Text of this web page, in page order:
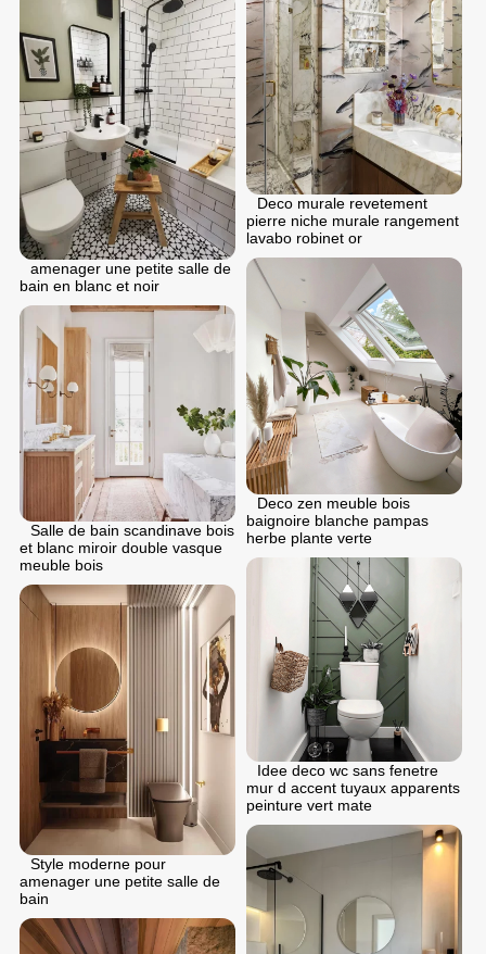
Deco murale revetement
pierre niche murale rangement
lavabo robinet or
аmenager une petite salle de
bain en blanc et noir
Deco zen meuble bois
baignoire blanche pampas
herbe plante verte
Salle de bain scandinave bois
et blanc miroir double vasque
meuble bois
Idee deco wc sans fenetre
mur d accent tuyaux apparents
peinture vert mate
Style moderne pour
аmenager une petite salle de
bain